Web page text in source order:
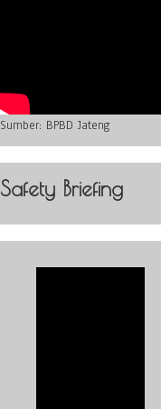
Sumber: BPBD Jateng
Safety Briefing